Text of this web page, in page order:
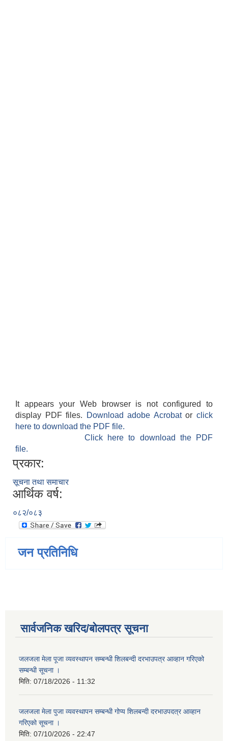
It appears your Web browser is not configured to
display PDF files.
Download adobe Acrobatorclick
here to download the PDF file.
Click here to download the PDF
file.
प्रकार:
सूचना तथा समाचार
आर्थिक वर्ष:
०८२/०८३
जन प्रतिनिधि
सार्वजनिक खरिद/बोलपत्र सूचना
जलजला मेला पूजा व्यवस्थापन सम्बन्धी शिलबन्दी दरभाउपत्र आव्हान गरिएको
सम्बन्धी सूचना ।
मिति: 07/18/2026 - 11:32
जलजला मेला पुजा व्यवस्थापन सम्बन्धी गोप्य शिलबन्दी दरभाउपदत्र आव्हान
गरिएको सूचना ।
मिति: 07/10/2026 - 22:47